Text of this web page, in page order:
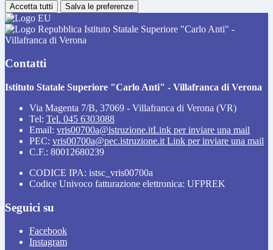
Accetta tutti Salva le preferenze
Istituto Statale Superiore "Carlo Anti" -
Villafranca di Verona
Contatti
Istituto Statale Superiore "Carlo Anti" - Villafranca di Verona
Via Magenta 7/B, 37069 - Villafranca di Verona (VR)
Tel: Tel. 045 6303088
Email: vris00700a@istruzione.itLink per inviare una mail
PEC: vris00700a@pec.istruzione.it Link per inviare una mail
C.F.: 80012680239
CODICE IPA: istsc_vris00700a
Codice Univoco fatturazione elettronica: UFPREK
Seguici su
Facebook
Instagram